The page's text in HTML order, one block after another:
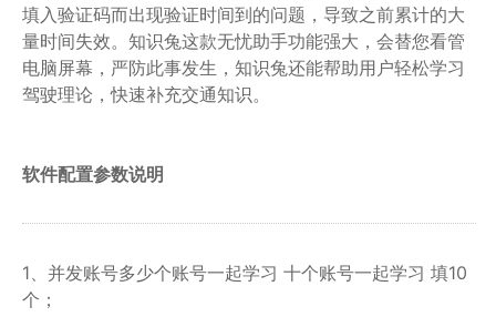
填入验证码而出现验证时间到的问题，导致之前累计的大
量时间失效。知识兔这款无忧助手功能强大，会替您看管
电脑屏幕，严防此事发生，知识兔还能帮助用户轻松学习
驾驶理论，快速补充交通知识。
软件配置参数说明
1、并发账号多少个账号一起学习 十个账号一起学习 填10
个；